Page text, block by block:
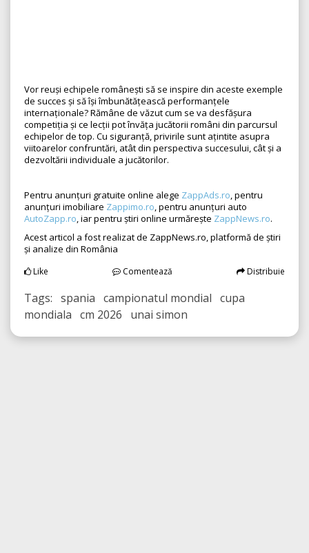
Vor reuși echipele românești să se inspire din aceste exemple
de succes și să își îmbunătățească performanțele
internaționale? Rămâne de văzut cum se va desfășura
competiția și ce lecții pot învăța jucătorii români din parcursul
echipelor de top. Cu siguranță, privirile sunt ațintite asupra
viitoarelor confruntări, atât din perspectiva succesului, cât și a
dezvoltării individuale a jucătorilor.
Pentru anunțuri gratuite online alege ZappAds.ro, pentru
anunțuri imobiliare Zappimo.ro, pentru anunțuri auto
AutoZapp.ro, iar pentru știri online urmărește ZappNews.ro.
Acest articol a fost realizat de ZappNews.ro, platformă de știri
și analize din România
Like Comentează Distribuie
Tags: spania campionatul mondial cupa
mondiala cm 2026 unai simon